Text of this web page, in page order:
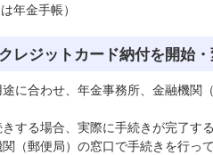
年金手帳）
レジットカード納付を開始
に合わせ、年金事務所、金融機関
する場合、実際に手続きが完了す
（郵便局）の窓口で手続きを行って